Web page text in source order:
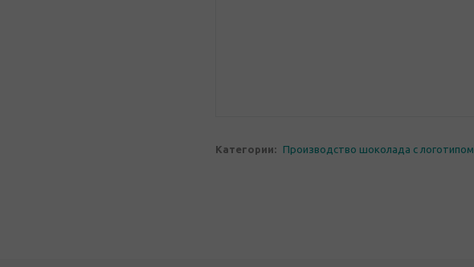
Категории: Производство шоколада с логотипом